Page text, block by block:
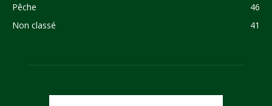
Pêche
46
Non classé
41